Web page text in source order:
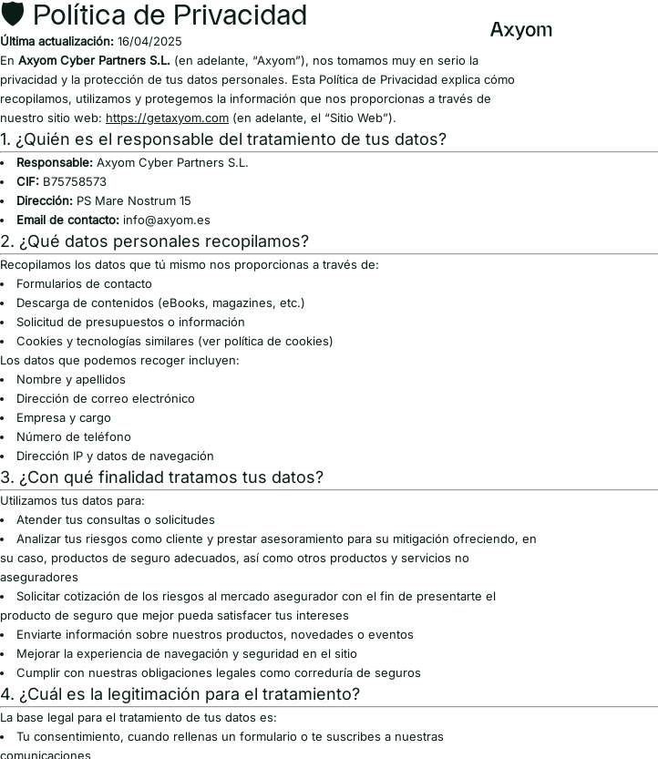
🛡 Política de Privacidad
Última actualización: 16/04/2025
En Axyom Cyber Partners S.L. (en adelante, “Axyom”), nos tomamos muy en serio la
privacidad y la protección de tus datos personales. Esta Política de Privacidad explica cómo
recopilamos, utilizamos y protegemos la información que nos proporcionas a través de
nuestro sitio web: https://getaxyom.com (en adelante, el “Sitio Web”).
1. ¿Quién es el responsable del tratamiento de tus datos?
Responsable: Axyom Cyber Partners S.L.
CIF: B75758573
Dirección: PS Mare Nostrum 15
Email de contacto: info@axyom.es
2. ¿Qué datos personales recopilamos?
Recopilamos los datos que tú mismo nos proporcionas a través de:
Formularios de contacto
Descarga de contenidos (eBooks, magazines, etc.)
Solicitud de presupuestos o información
Cookies y tecnologías similares (ver política de cookies)
Los datos que podemos recoger incluyen:
Nombre y apellidos
Dirección de correo electrónico
Empresa y cargo
Número de teléfono
Dirección IP y datos de navegación
3. ¿Con qué finalidad tratamos tus datos?
Utilizamos tus datos para:
Atender tus consultas o solicitudes
Analizar tus riesgos como cliente y prestar asesoramiento para su mitigación ofreciendo, en
su caso, productos de seguro adecuados, así como otros productos y servicios no
aseguradores
Solicitar cotización de los riesgos al mercado asegurador con el fin de presentarte el
producto de seguro que mejor pueda satisfacer tus intereses
Enviarte información sobre nuestros productos, novedades o eventos
Mejorar la experiencia de navegación y seguridad en el sitio
Cumplir con nuestras obligaciones legales como correduría de seguros
4. ¿Cuál es la legitimación para el tratamiento?
La base legal para el tratamiento de tus datos es:
Tu consentimiento, cuando rellenas un formulario o te suscribes a nuestras
comunicaciones